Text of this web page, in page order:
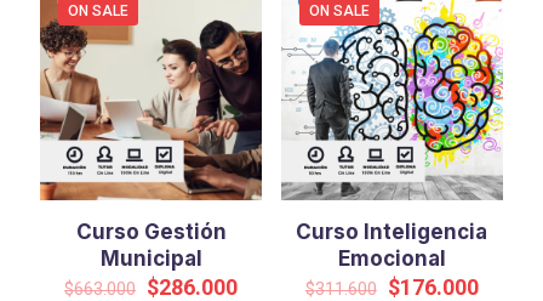
ON SALE
Curso Gestión
Municipal
$663.000 Original
$286.000Current
ON SALE
Curso Inteligencia
Emocional
$311.600 Original
$176.000